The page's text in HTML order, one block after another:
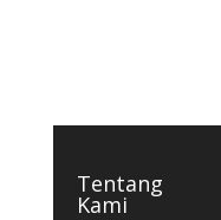
Tentang
Kami